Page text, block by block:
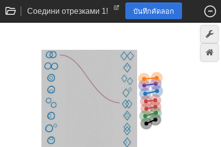
Cоедини отрезками 1! บันทึกคัดลอก